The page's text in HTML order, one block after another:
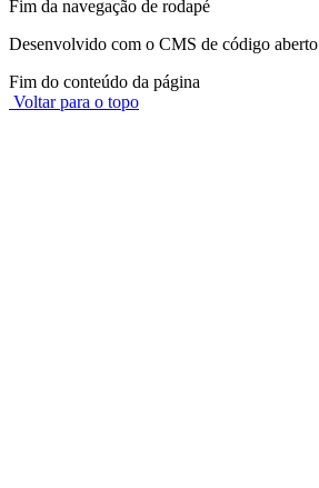
Fim da navegação de rodapé
Desenvolvido com o CMS de código aberto
Fim do conteúdo da página
Voltar para o topo